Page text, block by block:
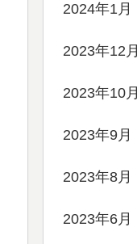
2024年1月
2023年12月
2023年10月
2023年9月
2023年8月
2023年6月